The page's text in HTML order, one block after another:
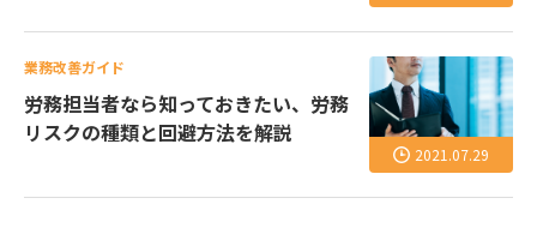
2021.07.29
業務改善ガイド
労務担当者なら知っておきたい、労務
リスクの種類と回避方法を解説